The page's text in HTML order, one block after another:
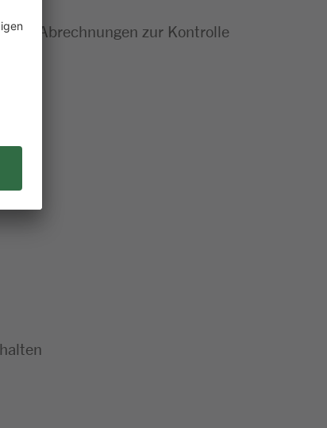
und Abrechnungen zur Kontrolle